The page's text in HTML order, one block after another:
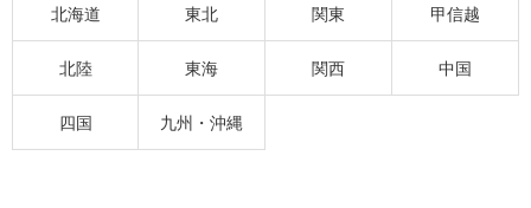
北海道 東北 関東 甲信越
北陸 東海 関西 中国
四国 九州・沖縄